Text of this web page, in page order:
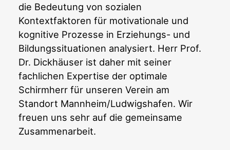
die Bedeutung von sozialen
Kontextfaktoren für motivationale und
kognitive Prozesse in Erziehungs- und
Bildungssituationen analysiert. Herr Prof.
Dr. Dickhäuser ist daher mit seiner
fachlichen Expertise der optimale
Schirmherr für unseren Verein am
Standort Mannheim/Ludwigshafen. Wir
freuen uns sehr auf die gemeinsame
Zusammenarbeit.